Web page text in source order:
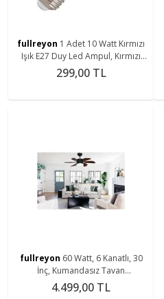
fullreyon 1 Adet 10 Watt Kırmızı
Işık E27 Duy Led Ampul, Kırmızı
Işık 10 Watt Tasarruflu LED Ampul,
10 Watt
299,00 TL
fullreyon 60 Watt, 6 Kanatlı, 30
İnç, Kumandasız Tavan
Vantilatörü, E27 Duylu Avize Tipi
Tavan Vantilatörü
4.499,00 TL